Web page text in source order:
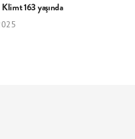
163 yaşında